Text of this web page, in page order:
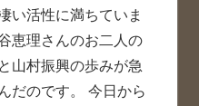
い活性に満ちていま
恵理さんのお二人の
山村振興の歩みが急
だのです。 今日から